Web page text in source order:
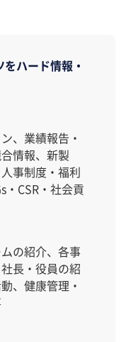
ハード情報・
、業績報告・
情報、新製
事制度・福利
・CSR・社会貢
の紹介、各事
長・役員の紹
、健康管理・